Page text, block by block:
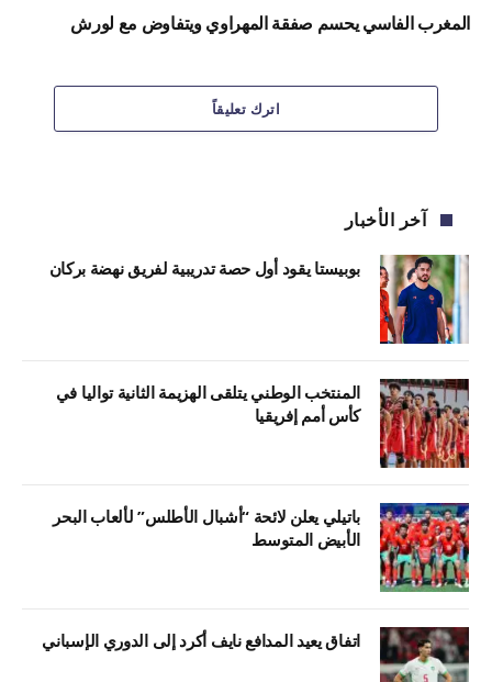
المغرب الفاسي يحسم صفقة المهراوي ويتفاوض مع لورش
اترك تعليقاً
آخر الأخبار
بوبيستا يقود أول حصة تدريبية لفريق نهضة بركان
المنتخب الوطني يتلقى الهزيمة الثانية تواليا في
كأس أمم إفريقيا
باتيلي يعلن لائحة “أشبال الأطلس” لألعاب البحر
الأبيض المتوسط
اتفاق يعيد المدافع نايف أكرد إلى الدوري الإسباني